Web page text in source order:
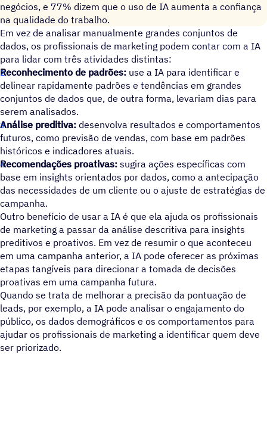
negócios, e 77% dizem que o uso de IA aumenta a confiança
na qualidade do trabalho.
Em vez de analisar manualmente grandes conjuntos de
dados, os profissionais de marketing podem contar com a IA
para lidar com três atividades distintas:
Reconhecimento de padrões: use a IA para identificar e
delinear rapidamente padrões e tendências em grandes
conjuntos de dados que, de outra forma, levariam dias para
serem analisados.
Análise preditiva: desenvolva resultados e comportamentos
futuros, como previsão de vendas, com base em padrões
históricos e indicadores atuais.
Recomendações proativas: sugira ações específicas com
base em insights orientados por dados, como a antecipação
das necessidades de um cliente ou o ajuste de estratégias de
campanha.
Outro benefício de usar a IA é que ela ajuda os profissionais
de marketing a passar da análise descritiva para insights
preditivos e proativos. Em vez de resumir o que aconteceu
em uma campanha anterior, a IA pode oferecer as próximas
etapas tangíveis para direcionar a tomada de decisões
proativas em uma campanha futura.
Quando se trata de melhorar a precisão da pontuação de
leads, por exemplo, a IA pode analisar o engajamento do
público, os dados demográficos e os comportamentos para
ajudar os profissionais de marketing a identificar quem deve
ser priorizado.